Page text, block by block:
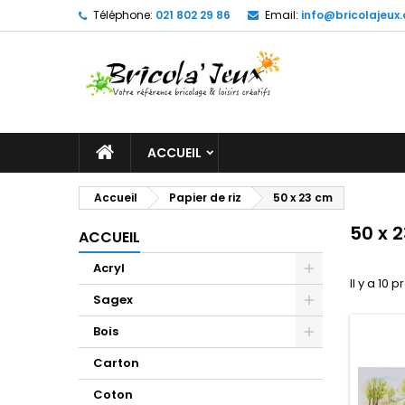
Téléphone: 021 802 29 86 Email:
ACCUEIL
Accueil Papier de riz 50 x 23 cm
ACCUEIL
Acryl
Sagex
Bois
Carton
Coton
50 x
Il y a 10